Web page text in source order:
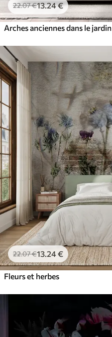
22.07€13.24€
Arches anciennes dans le jardin
22.07€13.24€
Fleurs et herbes